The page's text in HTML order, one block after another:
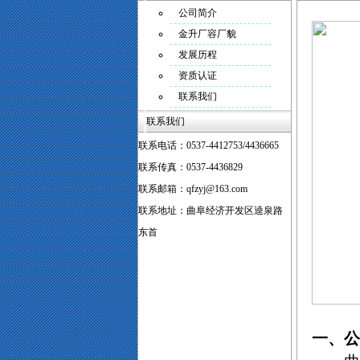
公司简介
金升厂容厂貌
发展历程
资质认证
联系我们
联系我们
联系电话：0537-4412753/4436665
联系传真：0537-4436829
联系邮箱：qfzyj@163.com
联系地址：曲阜经济开发区逵泉路
东首
一、